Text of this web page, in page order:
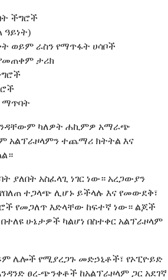
ችግሮች
ዓይነት)
ወይም ራስን የማጥፋት ሀሳቦች
ታሪክ
ማጥባት
ካለዎት ሐኪምዎ አማራጭ
አልፕራዞላምን ተጨማሪ ክትትል እና
አስፈላጊ ነገር ነው። አረጋውያን
ተጋላጭ ሊሆኑ ይችላሉ እና የመውደቅ፣
የመጋለጥ እድላቸው ከፍተኛ ነው። ልጆች
ሁኔታዎች ካልሆነ በስተቀር አልፕራዞላም
ሌሎች የሚያረጋጉ መድኃኒቶች፣ የኦፒዮይድ
ፀረ-ጭንቀቶች ከአልፕራዞላም ጋር አደገኛ